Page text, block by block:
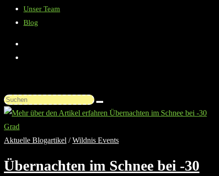
Unser Team
Blog
Diese
Website
durchsuchen
Aktuelle Blogartikel /Wildnis Events
Übernachten im Schnee bei -30